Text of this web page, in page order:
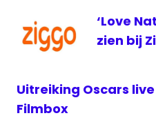
‘Love
zien bij
Uitreiking Oscars
Filmbox